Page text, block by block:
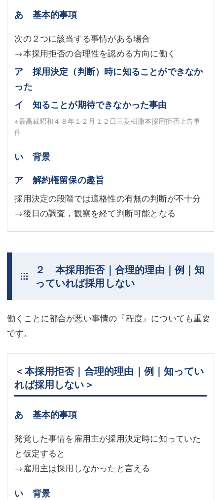
埼玉事務所 (さいたま市)
川口事務所（埼玉県川口市）
川口事務所（埼玉県川口市）
お問い合せフォーム
あ 基本的事項
次の２つに該当する事情がある場合
→本採用拒否の合理性を認める方向に働く
ア 採用決定（判断）時に知ることができなか
った
イ 知ることが期待できなかった事由
※最高裁昭和４８年１２月１２日三菱樹脂本採用拒否上告事
件
い 背景
ア 解約権留保の趣旨
採用決定の段階では適格性の有無の判断が不十分
→後日の調査，観察を経て判断可能となる
２ 本採用拒否｜合理的理由｜例｜知
っていれば採用しない
働くことに都合が悪い事情の『程度』についても重要
です。
＜本採用拒否｜合理的理由｜例｜知ってい
れば採用しない＞
あ 基本的事項
発覚した事情を雇用主が採用決定時に知っていた
と仮定すると
→雇用主は採用しなかったと言える
い 背景